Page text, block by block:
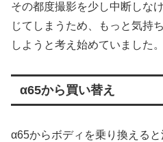
その都度撮影を少し中断しな
じてしまうため、もっと気持
しようと考え始めていました。
α65から買い替え
α65からボディを乗り換える